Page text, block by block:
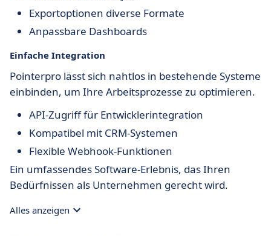
Exportoptionen diverse Formate
Anpassbare Dashboards
Einfache Integration
Pointerpro lässt sich nahtlos in bestehende Systeme
einbinden, um Ihre Arbeitsprozesse zu optimieren.
API-Zugriff für Entwicklerintegration
Kompatibel mit CRM-Systemen
Flexible Webhook-Funktionen
Ein umfassendes Software-Erlebnis, das Ihren
Bedürfnissen als Unternehmen gerecht wird.
Alles anzeigen